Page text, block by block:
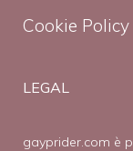
Cookie Policy
LEGAL
gayprider.com è